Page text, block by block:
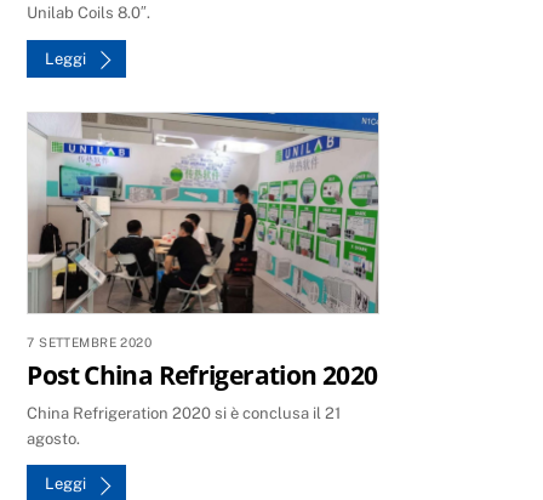
Unilab Coils 8.0″.
Leggi
7 SETTEMBRE 2020
Post China Refrigeration 2020
China Refrigeration 2020 si è conclusa il 21
agosto.
Leggi